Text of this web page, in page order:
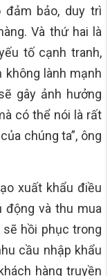
bảo, duy trì
Và thứ hai là
tố cạnh tranh,
lành mạnh
gây ảnh hưởng
có thể nói là rất
chúng ta”, ông
xuất khẩu điều
động và thu mua
hồi phục trong
cầu nhập khẩu
hàng truyền